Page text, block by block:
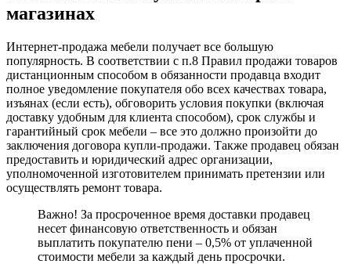
магазинах
Интернет-продажа мебели получает все большую
популярность. В соответствии с п.8 Правил продажи товаров
дистанционным способом в обязанности продавца входит
полное уведомление покупателя обо всех качествах товара,
изъянах (если есть), обговорить условия покупки (включая
доставку удобным для клиента способом), срок службы и
гарантийный срок мебели – все это должно произойти до
заключения договора купли-продажи. Также продавец обязан
предоставить и юридический адрес организации,
уполномоченной изготовителем принимать претензии или
осуществлять ремонт товара.
Важно! За просроченное время доставки продавец
несет финансовую ответственность и обязан
выплатить покупателю пени – 0,5% от уплаченной
стоимости мебели за каждый день просрочки.